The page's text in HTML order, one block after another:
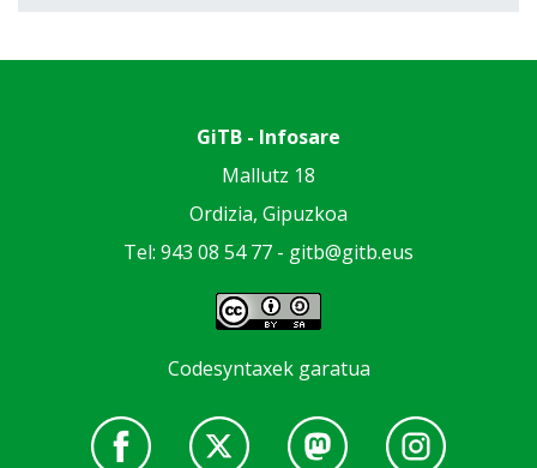
GiTB - Infosare
Mallutz 18
Ordizia, Gipuzkoa
Tel: 943 08 54 77 - gitb@gitb.eus
Codesyntaxek garatua